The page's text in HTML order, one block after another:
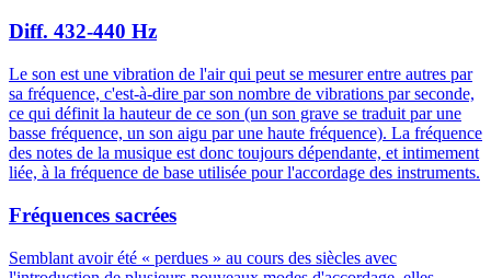
Diff. 432-440 Hz
Le son est une vibration de l'air qui peut se mesurer entre autres par
sa fréquence, c'est-à-dire par son nombre de vibrations par seconde,
ce qui définit la hauteur de ce son (un son grave se traduit par une
basse fréquence, un son aigu par une haute fréquence). La fréquence
des notes de la musique est donc toujours dépendante, et intimement
liée, à la fréquence de base utilisée pour l'accordage des instruments.
Fréquences sacrées
Semblant avoir été « perdues » au cours des siècles avec